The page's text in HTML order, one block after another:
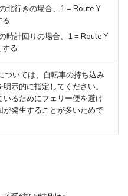
北行きの場合、1 = Route Y
る
時計回りの場合、1 = Route Y
する
ついては、自転車の持ち込み
示的に指定してください。
いるためにフェリー便を避け
が発生することが多いためで